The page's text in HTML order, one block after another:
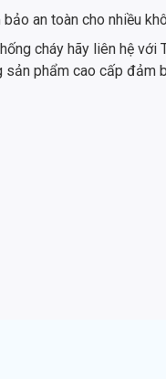
an toàn cho nhiều
cháy hãy liên hệ
phẩm cao cấp